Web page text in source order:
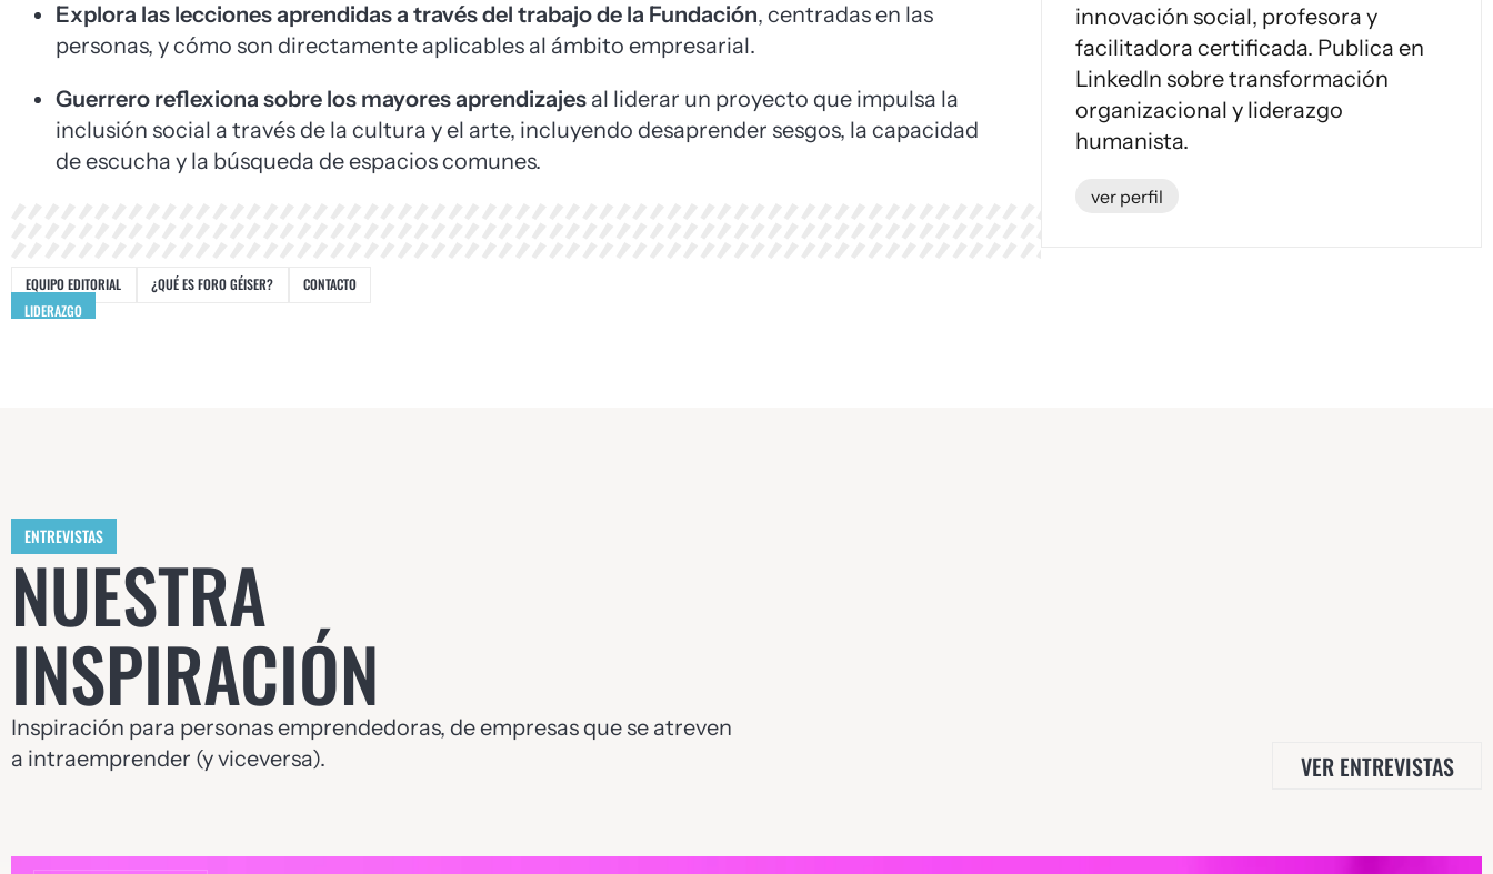
Explora las lecciones aprendidas a través del trabajo de la Fundación, centradas en las
personas, y cómo son directamente aplicables al ámbito empresarial.
Guerrero reflexiona sobre los mayores aprendizajes al liderar un proyecto que impulsa la
inclusión social a través de la cultura y el arte, incluyendo desaprender sesgos, la capacidad
de escucha y la búsqueda de espacios comunes.
EQUIPO EDITORIAL ¿QUÉ ES FORO GÉISER?
CONTACTO
LIDERAZGO
innovación social, profesora y
facilitadora certificada. Publica en
LinkedIn sobre transformación
organizacional y liderazgo
humanista.
ver perfil
ENTREVISTAS
NUESTRA
INSPIRACIÓN
Inspiración para personas emprendedoras, de empresas que se atreven
a intraemprender (y viceversa).
VER ENTREVISTAS